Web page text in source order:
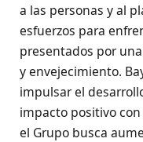
a las personas y al
esfuerzos para
presentados por
y envejecimiento.
impulsar el
impacto positivo
el Grupo busca